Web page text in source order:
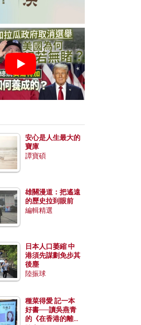
安心是人生最大的
寶庫
譚寶碩
雄關漫道：把遙遠
的歷史拉到眼前
編輯精選
日本人口萎縮 中
港須先謀劃免步其
後塵
陸振球
種菜得愛 記一本
好書──讀吳燕青
的《在香港的離島